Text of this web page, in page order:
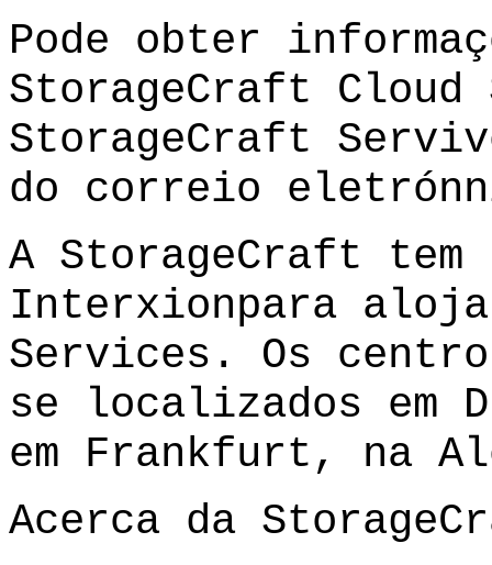
Pode obter
StorageCraft Cloud
StorageCraft
do correio
A StorageCraft tem
Interxionpara
Services. Os
se localizados em
em Frankfurt, na
Acerca da